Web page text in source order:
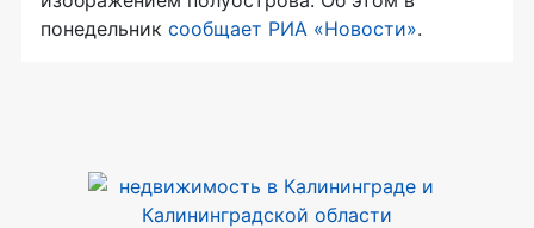
понедельник сообщает РИА «Новости».